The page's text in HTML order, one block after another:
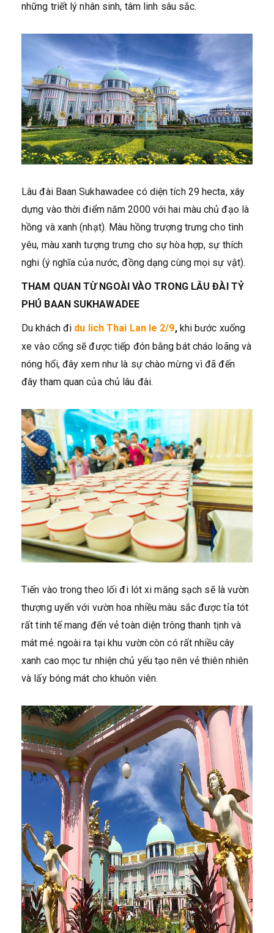
những triết lý nhân sinh, tâm linh sâu sắc.
Lâu đài Baan Sukhawadee có diện tích 29 hecta, xây
dựng vào thời điểm năm 2000 với hai màu chủ đạo là
hồng và xanh (nhạt). Màu hồng trượng trưng cho tình
yêu, màu xanh tượng trưng cho sự hòa hợp, sự thích
nghi (ý nghĩa của nước, đồng dạng cùng mọi sự vật).
THAM QUAN TỪ NGOÀI VÀO TRONG LÂU ĐÀI TỶ
PHÚ BAAN SUKHAWADEE
Du khách đi du lich Thai Lan le 2/9, khi bước xuống
xe vào cổng sẽ được tiếp đón bằng bát cháo loãng và
nóng hổi, đây xem như là sự chào mừng vì đã đến
đây tham quan của chủ lâu đài.
Tiến vào trong theo lối đi lót xi măng sạch sẽ là vườn
thượng uyển với vườn hoa nhiều màu sắc được tỉa tót
rất tinh tế mang đến vẻ toàn diện trông thanh tịnh và
mát mẻ. ngoài ra tại khu vườn còn có rất nhiều cây
xanh cao mọc tư nhiện chủ yếu tạo nên vẻ thiên nhiên
và lấy bóng mát cho khuôn viên.